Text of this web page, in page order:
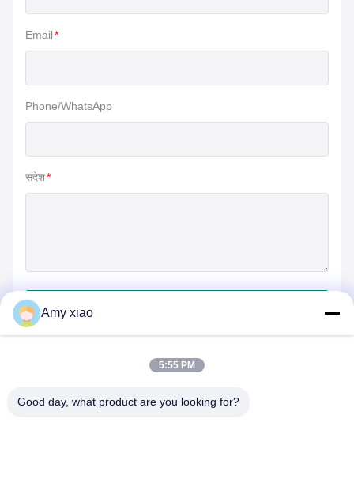
Email*
Phone/WhatsApp
संदेश*
Amy xiao
5:55 PM
Good day, what product are you looking for?